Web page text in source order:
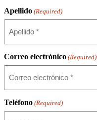
Apellido (Required)
Correo electrónico (Required)
Teléfono (Required)